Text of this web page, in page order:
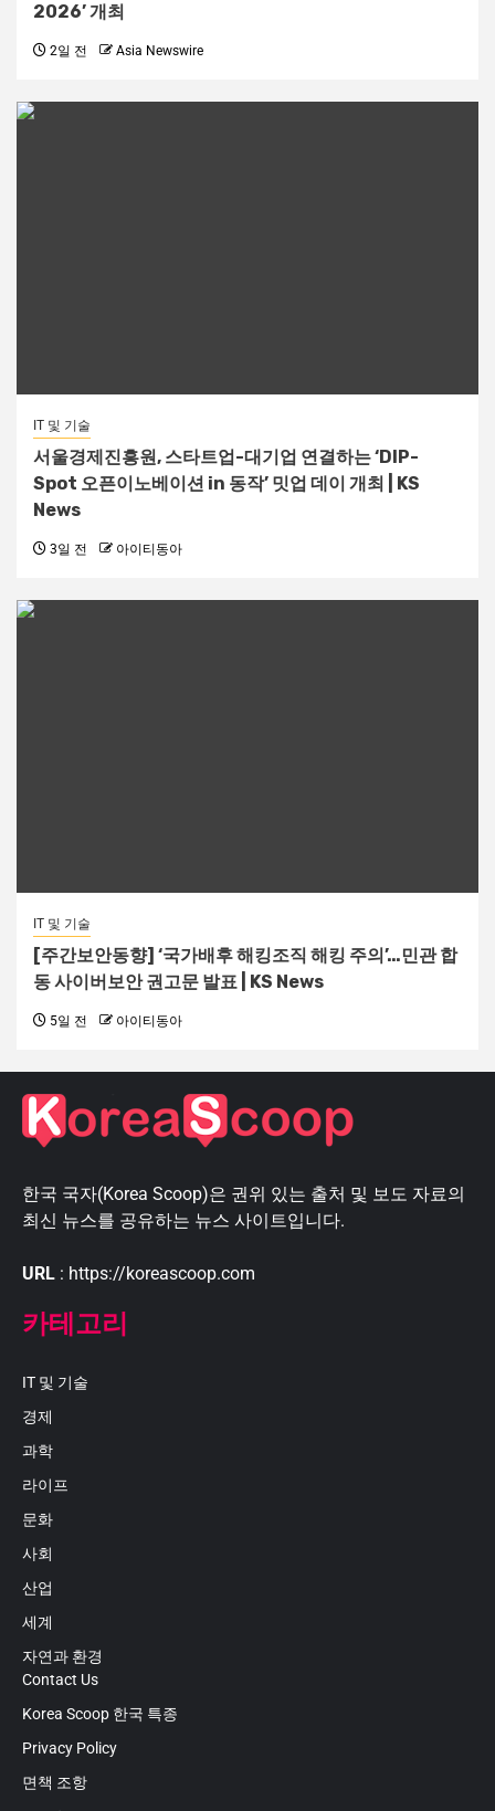
2026’ 개최
2일 전 Asia Newswire
IT 및 기술
서울경제진흥원, 스타트업-대기업 연결하는 ‘DIP-
Spot 오픈이노베이션 in 동작’ 밋업 데이 개최 | KS
News
3일 전 아이티동아
IT 및 기술
[주간보안동향] ‘국가배후 해킹조직 해킹 주의’…민관 합
동 사이버보안 권고문 발표 | KS News
5일 전 아이티동아
한국 국자(Korea Scoop)은 권위 있는 출처 및 보도 자료의
최신 뉴스를 공유하는 뉴스 사이트입니다.
URL : https://koreascoop.com
카테고리
IT 및 기술
경제
과학
라이프
문화
사회
산업
세계
자연과 환경
Contact Us
Korea Scoop 한국 특종
Privacy Policy
면책 조항